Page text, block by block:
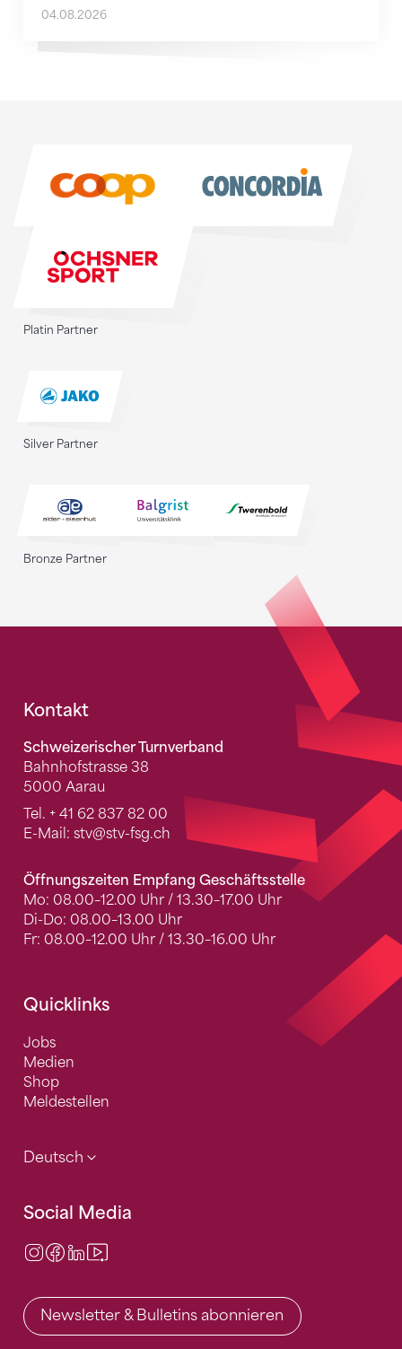
04.08.2026
Platin Partner
Silver Partner
Bronze Partner
Fusszeile
Kontakt
Schweizerischer Turnverband
Bahnhofstrasse 38
5000 Aarau
Tel. + 41 62 837 82 00
E-Mail: stv@stv-fsg.ch
Öffnungszeiten Empfang Geschäftsstelle
Mo: 08.00–12.00 Uhr / 13.30–17.00 Uhr
Di-Do: 08.00–13.00 Uhr
Fr: 08.00–12.00 Uhr / 13.30–16.00 Uhr
Quicklinks
Jobs
Medien
Shop
Meldestellen
Deutsch
Social Media
Instagram
Facebook
LinkedIn
Newsletter & Bulletins abonnieren